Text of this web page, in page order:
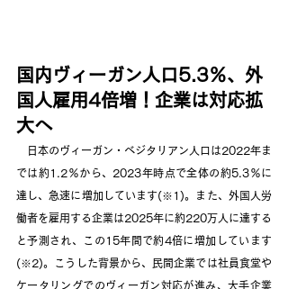
国内ヴィーガン人口5.3％、外
国人雇用4倍増！企業は対応拡
大へ
日本のヴィーガン・ベジタリアン人口は2022年ま
では約1.2％から、2023年時点で全体の約5.3％に
達し、急速に増加しています(※1)。また、外国人労
働者を雇用する企業は2025年に約220万人に達する
と予測され、この15年間で約4倍に増加しています
(※2)。こうした背景から、民間企業では社員食堂や
ケータリングでのヴィーガン対応が進み、大手企業